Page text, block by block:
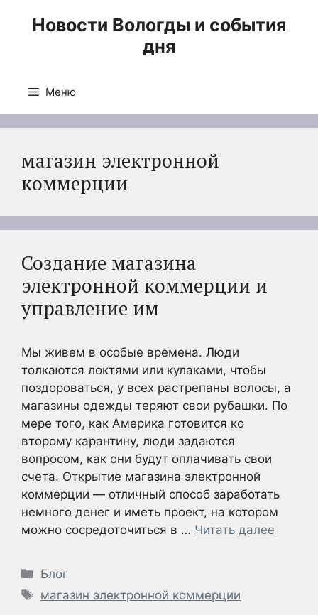
Новости Вологды и события
дня
Меню
магазин электронной
коммерции
Создание магазина
электронной коммерции и
управление им
Мы живем в особые времена. Люди
толкаются локтями или кулаками, чтобы
поздороваться, у всех растрепаны волосы, а
магазины одежды теряют свои рубашки. По
мере того, как Америка готовится ко
второму карантину, люди задаются
вопросом, как они будут оплачивать свои
счета. Открытие магазина электронной
коммерции — отличный способ заработать
немного денег и иметь проект, на котором
можно сосредоточиться в … Читать далее
Рубрики
Блог
Метки
магазин электронной коммерции